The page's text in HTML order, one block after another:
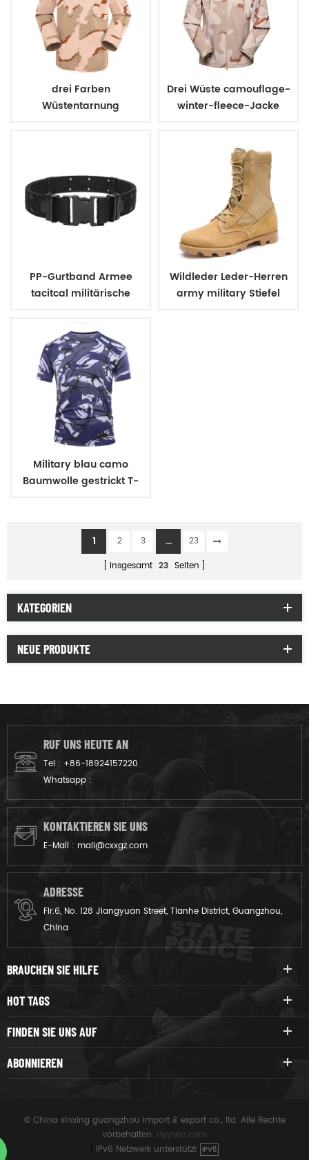
drei Farben
Wüstentarnung
Drei Wüste camouflage-
winter-fleece-Jacke
PP-Gurtband Armee
tacitcal militärische
Wildleder Leder-Herren
army military Stiefel
Military blau camo
Baumwolle gestrickt T-
1 2 3 ...
23
insgesamt 23 Seiten
KATEGORIEN
NEUE PRODUKTE
RUF UNS HEUTE AN
Tel : +86-18924157220
Whatsapp :
KONTAKTIEREN SIE UNS
E-Mail : mail@cxxgz.com
ADRESSE
Flr.6, No. 128 Jiangyuan Street, Tianhe District, Guangzhou,
China
BRAUCHEN SIE HILFE
HOT TAGS
FINDEN SIE UNS AUF
ABONNIEREN
© China xinxing guangzhou import & export co., ltd. Alle Rechte
vorbehalten. dyyseo.com
IPv6 Netzwerk unterstützt IPV6